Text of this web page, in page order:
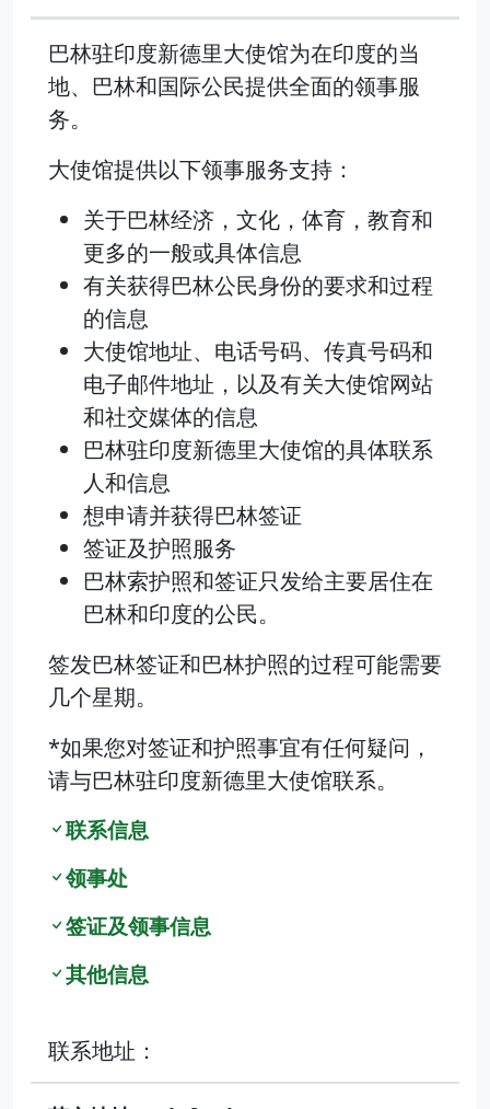
巴林驻印度新德里大使馆为在印度的当
地、巴林和国际公民提供全面的领事服
务。
大使馆提供以下领事服务支持：
关于巴林经济，文化，体育，教育和
更多的一般或具体信息
有关获得巴林公民身份的要求和过程
的信息
大使馆地址、电话号码、传真号码和
电子邮件地址，以及有关大使馆网站
和社交媒体的信息
巴林驻印度新德里大使馆的具体联系
人和信息
想申请并获得巴林签证
签证及护照服务
巴林索护照和签证只发给主要居住在
巴林和印度的公民。
签发巴林签证和巴林护照的过程可能需要
几个星期。
*如果您对签证和护照事宜有任何疑问，
请与巴林驻印度新德里大使馆联系。
联系信息
领事处
签证及领事信息
其他信息
联系地址：